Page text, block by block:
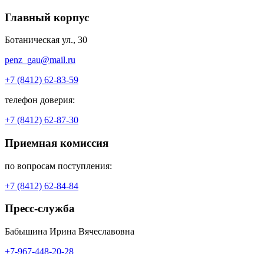
Главный корпус
Ботаническая ул., 30
penz_gau@mail.ru
+7 (8412) 62-83-59
телефон доверия:
+7 (8412) 62-87-30
Приемная комиссия
по вопросам поступления:
+7 (8412) 62-84-84
Пресс-служба
Бабышина Ирина Вячеславовна
+7-967-448-20-28